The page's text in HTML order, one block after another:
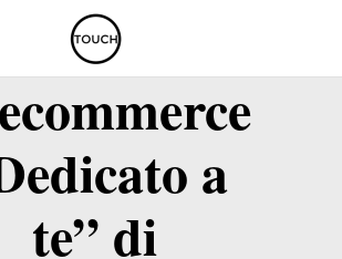
a
te” di